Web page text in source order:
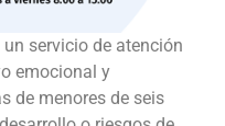
servicio de atención
emocional y
de menores de seis